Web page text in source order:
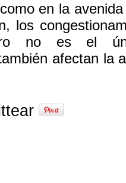
en la
los
no es el
afectan la